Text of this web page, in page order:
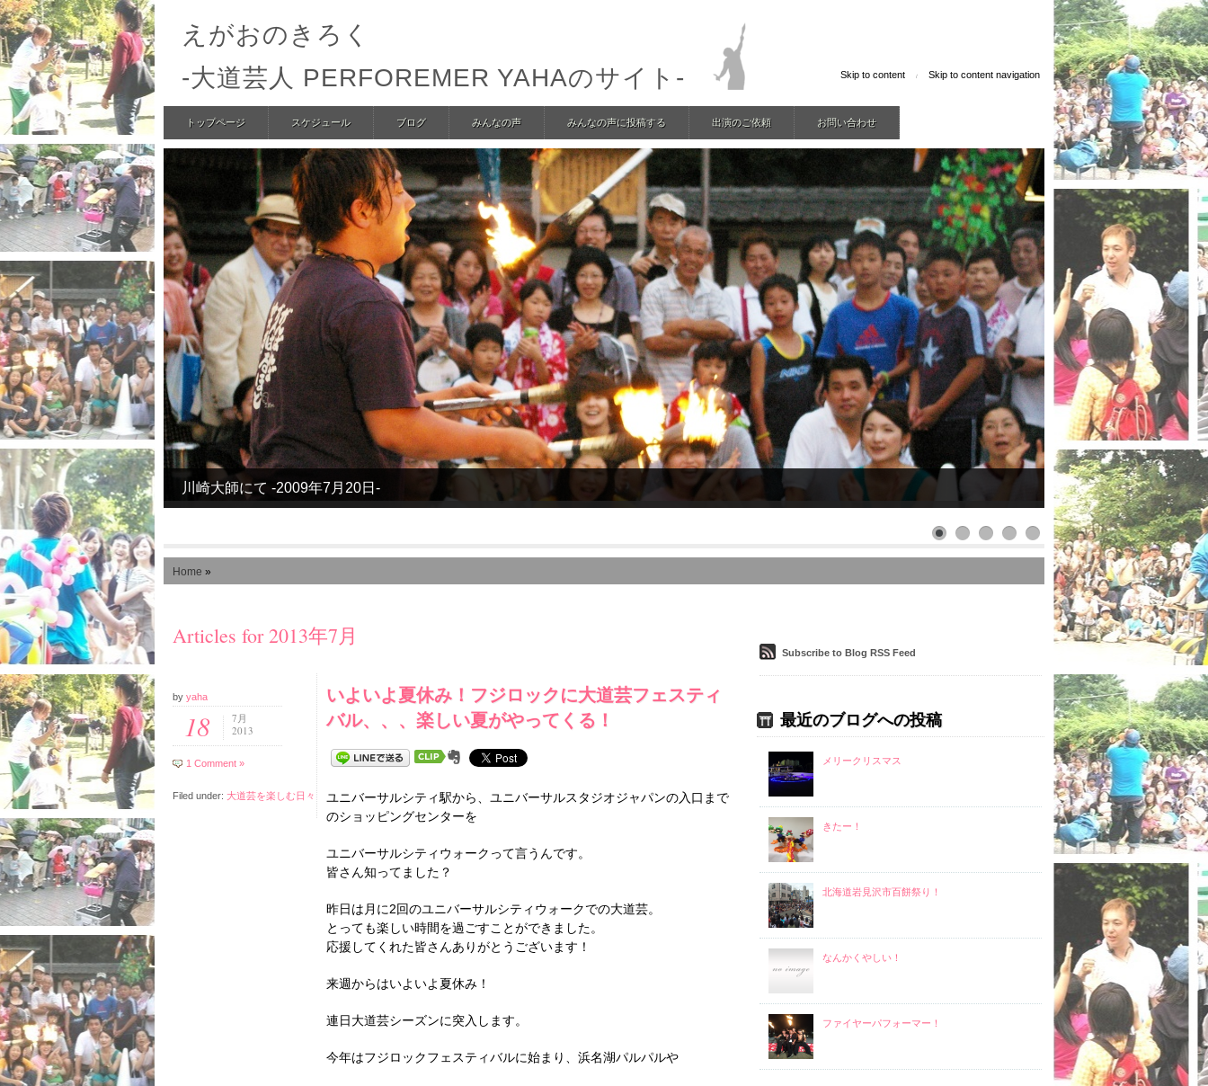
Skip to content / Skip to content navigation
えがおのきろく
-大道芸人 PERFOREMER YAHAのサイト-
トップページ スケジュール ブログ みんなの声 みんなの声に投稿する 出演のご依頼 お問い合わせ
川崎大師にて -2009年7月20日-
Home »
Articles for 2013年7月
by yaha
18
7月
2013
1 Comment »
Filed under: 大道芸を楽しむ日々
いよいよ夏休み！フジロックに大道芸フェスティ
バル、、、楽しい夏がやってくる！
ユニバーサルシティ駅から、ユニバーサルスタジオジャパンの入口まで
のショッピングセンターを
ユニバーサルシティウォークって言うんです。
皆さん知ってました？
昨日は月に2回のユニバーサルシティウォークでの大道芸。
とっても楽しい時間を過ごすことができました。
応援してくれた皆さんありがとうございます！
来週からはいよいよ夏休み！
連日大道芸シーズンに突入します。
今年はフジロックフェスティバルに始まり、浜名湖パルパルや
Subscribe to Blog RSS Feed
最近のブログへの投稿
メリークリスマス
きたー！
北海道岩見沢市百餅祭り！
なんかくやしい！
ファイヤーパフォーマー！